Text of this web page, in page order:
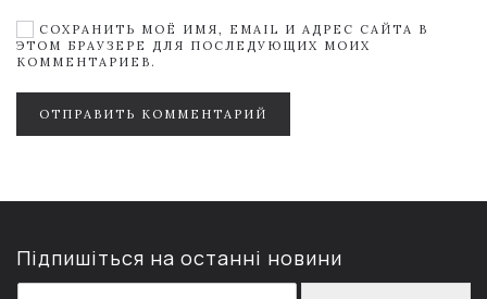
СОХРАНИТЬ МОЁ ИМЯ, EMAIL И АДРЕС САЙТА В
ЭТОМ БРАУЗЕРЕ ДЛЯ ПОСЛЕДУЮЩИХ МОИХ
КОММЕНТАРИЕВ.
ОТПРАВИТЬ КОММЕНТАРИЙ
Підпишіться на останні новини